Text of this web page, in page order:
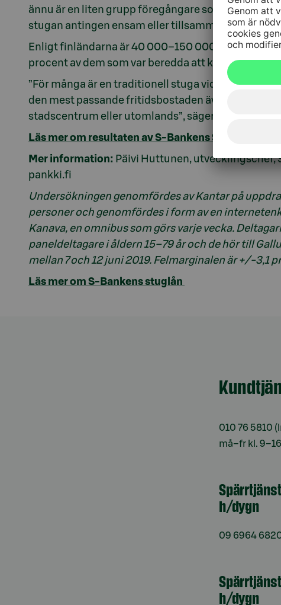
ännu är en liten grupp föregångare som är
stugan antingen ensam eller tillsammans med den
Enligt finländarna är 40 000–150 000 euro ett
procent av dem som var beredda att köpa en stuga.
”För många är en traditionell stuga vid vattnet
den mest passande fritidsbostaden även på ett
stadscentrum eller utomlands”, säger Päivi
Läs mer om resultaten av S-Bankens Stora enkät
Mer information: Päivi Huttunen, utvecklingschef,
pankki.fi
Undersökningen genomfördes av Kantar på
personer och genomfördes i form av en
Kanava, en omnibus som görs varje vecka.
paneldeltagare i åldern 15–79 år och de hör till
mellan 7 och 12 juni 2019. Felmarginalen är +/-3,1
Läs mer om S-Bankens stuglån
010 76 5810
må–fr kl. 9–16
h/dygn
09 6964
h/dygn